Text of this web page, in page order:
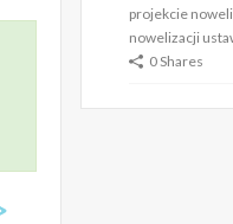
projekcie
nowelizacji
0 Shares